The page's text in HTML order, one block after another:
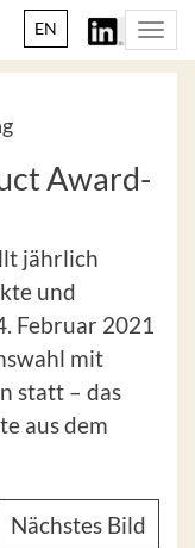
EN
Award-
jährlich
und
Februar 2021
mit
statt – das
aus dem
Nächstes Bild